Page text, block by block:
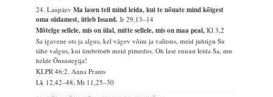
24. LaupäevMa lasen teil mind leida, kui te nõuate mind kõigest
oma südamest, ütleb Issand.Jr 29,13–14
Mõtelge sellele, mis on ülal, mitte sellele, mis on maa peal,Kl 3,2
Sa igavene ots ja algus, kel vägev võim ja valitsus, meid juhtigu Su
tähe valgus, kui ümbritseb meid pimedus. Oh lase ennast leida Sa, mu
helde Õnnistegija!
KLPR 46:2. Anna Prants
Lk 12,42–48; Mt 11,25–30